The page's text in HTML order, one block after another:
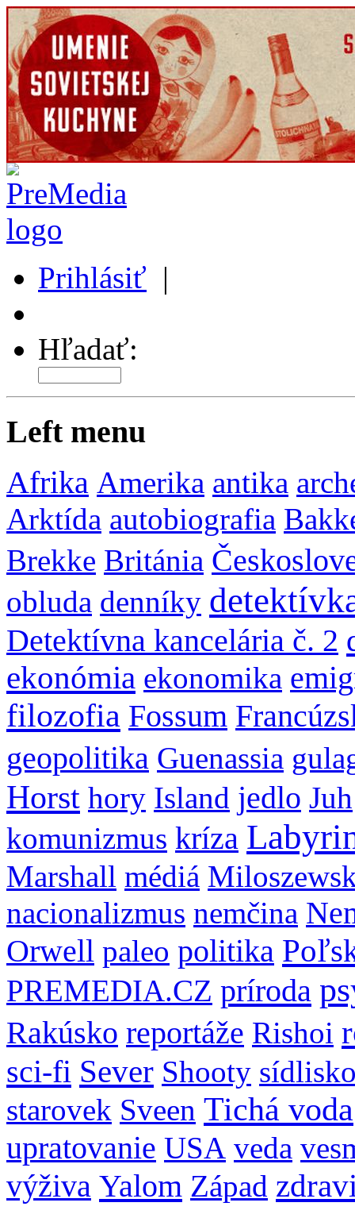
Prihlásiť |
Hľadať:
Left menu
Afrika Amerika antika
Arktída autobiografia
Brekke Británia
obluda denníky
Detektívna kancelária č. 2
ekonómia ekonomika
filozofia Fossum
geopolitika Guenassia
Horst hory Island jedlo Juh
komunizmus kríza
Marshall médiá
nacionalizmus nemčina
Orwell paleo politika
PREMEDIA.CZ príroda
Rakúsko reportáže Rishoi
sci-fi Sever Shooty
starovek Sveen Tichá voda
upratovanie USA veda
výživa Yalom Západ